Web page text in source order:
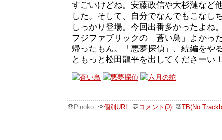
すごいけどね。安藤政信や大杉漣など
した。そして、自分でなんでもこなし
しっかり登場。今回出番多かったよね
フジファブリックの「蒼い鳥」よかっ
帰ったもん。「悪夢探偵」、続編をや
ともっと松田龍平を出してくださーい
Pinoko 個別URL コメント(0) TB(No